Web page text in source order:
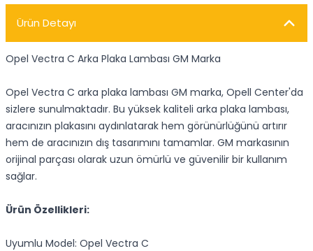
Ürün Detayı
Opel Vectra C Arka Plaka Lambası GM Marka
Opel Vectra C arka plaka lambası GM marka, Opell Center'da
sizlere sunulmaktadır. Bu yüksek kaliteli arka plaka lambası,
aracınızın plakasını aydınlatarak hem görünürlüğünü artırır
hem de aracınızın dış tasarımını tamamlar. GM markasının
orijinal parçası olarak uzun ömürlü ve güvenilir bir kullanım
sağlar.
Ürün Özellikleri:
Uyumlu Model: Opel Vectra C